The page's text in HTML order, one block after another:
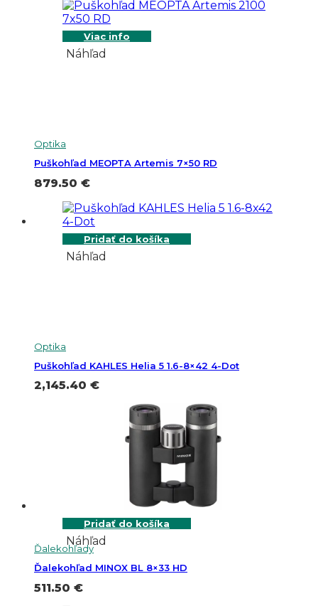
Viac info
Náhľad
Optika
Puškohľad MEOPTA Artemis 7×50 RD
879.50 €
Pridať do košíka
Náhľad
Optika
Puškohľad KAHLES Helia 5 1.6-8×42 4-Dot
2,145.40 €
Pridať do košíka
Náhľad
Ďalekohľady
Ďalekohľad MINOX BL 8×33 HD
511.50 €